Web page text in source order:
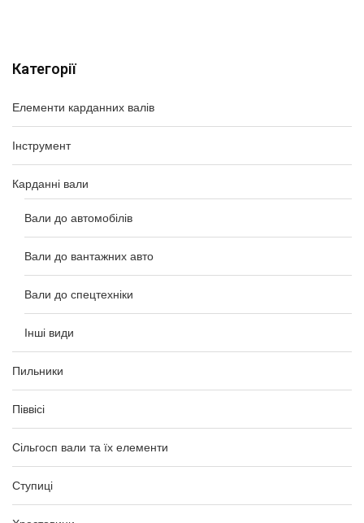
Категорії
Елементи карданних валів
Інструмент
Карданні вали
Вали до автомобілів
Вали до вантажних авто
Вали до спецтехніки
Інші види
Пильники
Піввісі
Сільгосп вали та їх елементи
Ступиці